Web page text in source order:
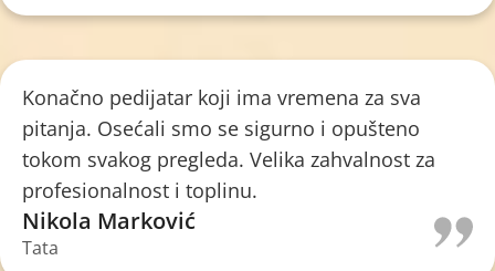
Konačno pedijatar koji ima vremena za sva
pitanja. Osećali smo se sigurno i opušteno
tokom svakog pregleda. Velika zahvalnost za
profesionalnost i toplinu.
Nikola Marković
Tata